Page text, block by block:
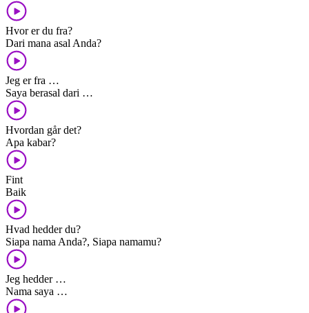
Hvor er du fra?
Dari mana asal Anda?
Jeg er fra …
Saya berasal dari …
Hvordan går det?
Apa kabar?
Fint
Baik
Hvad hedder du?
Siapa nama Anda?, Siapa namamu?
Jeg hedder …
Nama saya …